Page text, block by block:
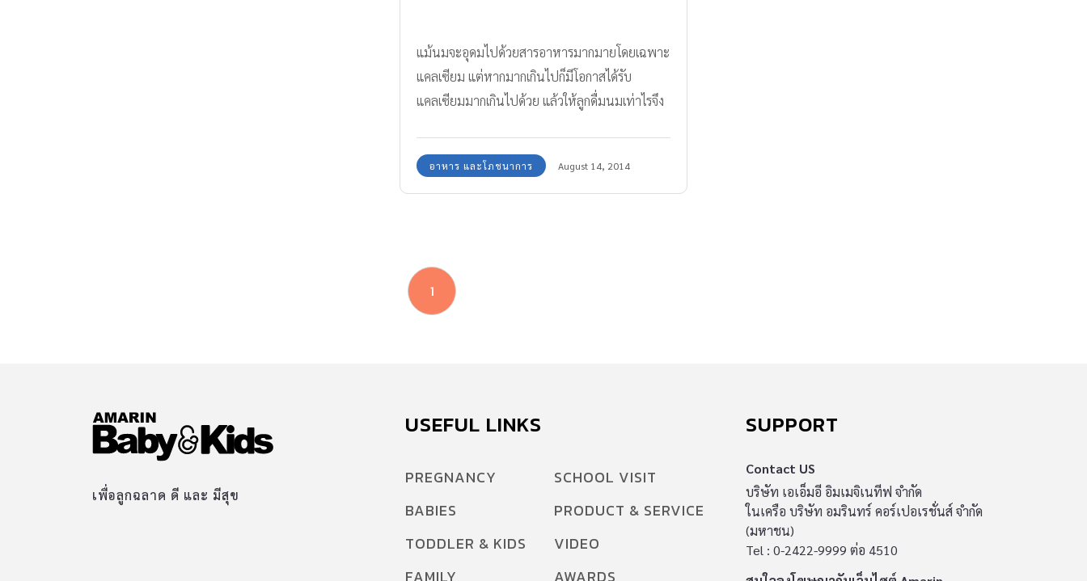
แม้นมจะอุดมไปด้วยสารอาหารมากมายโดยเฉพาะ
แคลเซียม แต่หากมากเกินไปก็มีโอกาสได้รับ
แคลเซียมมากเกินไปด้วย แล้วให้ลูกดื่มนมเท่าไรจึง
อาหาร และโภชนาการ August 14, 2014
1
เพื่อลูกฉลาด ดี และ มีสุข
USEFUL LINKS
PREGNANCY
BABIES
TODDLER & KIDS
SCHOOL VISIT
PRODUCT & SERVICE
VIDEO
SUPPORT
Contact US
บริษัท เอเอ็มอี อิมเมจิเนทีฟ จำกัด
ในเครือ บริษัท อมรินทร์ คอร์เปอเรชั่นส์ จำกัด
(มหาชน)
Tel : 0-2422-9999 ต่อ 4510